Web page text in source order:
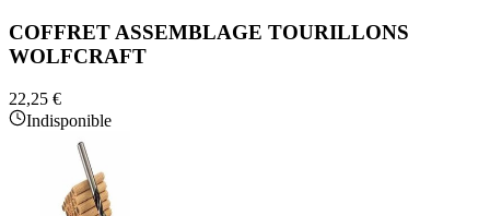
COFFRET ASSEMBLAGE TOURILLONS
WOLFCRAFT
22,25 €
Indisponible